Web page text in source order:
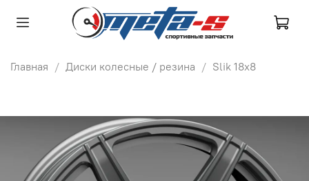
Главная Диски колесные / резина Slik 18х8